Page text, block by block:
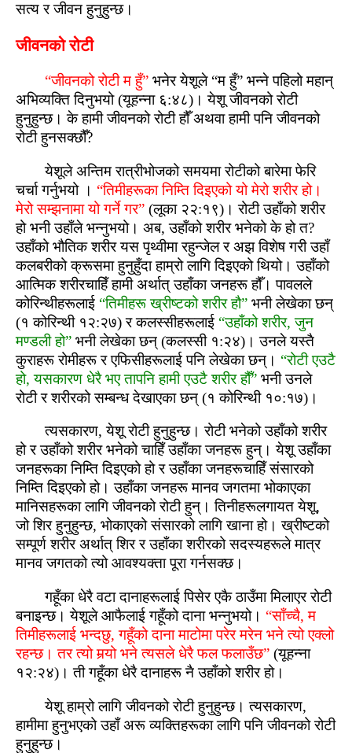
सत्य र जीवन हुनुहुन्‍छ।
जीवनको रोटी
“जीवनको रोटी म हुँ” भनेर येशूले “म हुँ” भन्ने पहिलो महान्
अभिव्यक्ति दिनुभयो (यूहन्ना ६:४८)। येशू जीवनको रोटी
हुनुहुन्‍छ। के हामी जीवनको रोटी हौँ अथवा हामी पनि जीवनको
रोटी हुनसक्‍छौँ?
येशूले अन्‍तिम रात्रीभोजको समयमा रोटीको बारेमा फेरि
चर्चा गर्नुभयो । “तिमीहरूका निम्‍ति दिइएको यो मेरो शरीर हो।
मेरो सम्‍झनामा यो गर्ने गर” (लूका २२:१९)। रोटी उहाँको शरीर
हो भनी उहाँले भन्नुभयो। अब, उहाँको शरीर भनेको के हो त?
उहाँको भौतिक शरीर यस पृथ्‍वीमा रहुन्‍जेल र अझ विशेष गरी उहाँ
कलबरीको क्रूसमा हुनुहुँदा हाम्रो लागि दिइएको थियो। उहाँको
आत्‍मिक शरीरचाहिँ हामी अर्थात् उहाँका जनहरू हौँ। पावलले
कोरिन्‍थीहरूलाई “तिमीहरू ख्रीष्‍टको शरीर हौ” भनी लेखेका छन्
(१ कोरिन्‍थी १२:२७) र कलस्सीहरूलाई “उहाँको शरीर, जुन
मण्‍डली हो” भनी लेखेका छन् (कलस्‍सी १:२४)। उनले यस्‍तै
कुराहरू रोमीहरू र एफिसीहरूलाई पनि लेखेका छन्। “रोटी एउटै
हो, यसकारण धेरै भए तापनि हामी एउटै शरीर हौँ” भनी उनले
रोटी र शरीरको सम्‍बन्‍ध देखाएका छन् (१ कोरिन्‍थी १०:१७)।
त्यसकारण, येशू रोटी हुनुहुन्‍छ। रोटी भनेको उहाँको शरीर
हो र उहाँको शरीर भनेको चाहिँ उहाँका जनहरू हुन्। येशू उहाँका
जनहरूका निम्‍ति दिइएको हो र उहाँका जनहरूचाहिँ संसारको
निम्‍ति दिइएको हो। उहाँका जनहरू मानव जगतमा भोकाएका
मानिसहरूका लागि जीवनको रोटी हुन्। तिनीहरूलगायत येशू,
जो शिर हुनुहुन्‍छ, भोकाएको संसारको लागि खाना हो। ख्रीष्‍टको
सम्‍पूर्ण शरीर अर्थात् शिर र उहाँका शरीरको सदस्यहरूले मात्र
मानव जगतको त्यो आवश्यक्ता पूरा गर्नसक्‍छ।
गहूँका धेरै वटा दानाहरूलाई पिसेर एकै ठाउँमा मिलाएर रोटी
बनाइन्‍छ। येशूले आफैलाई गहूँको दाना भन्नुभयो। “साँच्चै, म
तिमीहरूलाई भन्‍दछु, गहूँको दाना माटोमा परेर मरेन भने त्यो एक्‍लो
रहन्‍छ। तर त्यो मर्‍यो भने त्यसले धेरै फल फलाउँछ” (यूहन्ना
१२:२४)। ती गहूँका धेरै दानाहरू नै उहाँको शरीर हो।
येशू हाम्रो लागि जीवनको रोटी हुनुहुन्‍छ। त्यसकारण,
हामीमा हुनुभएको उहाँ अरू व्यक्तिहरूका लागि पनि जीवनको रोटी
हुनुहुन्‍छ।